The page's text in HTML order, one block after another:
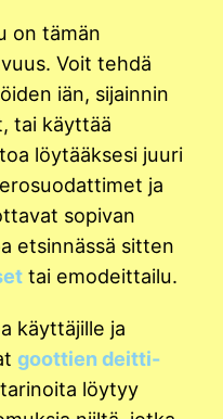
on tämän
Voit tehdä
iän, sijainnin
tai käyttää
löytääksesi juuri
ja
sopivan
etsinnässä sitten
tai emodeittailu.
käyttäjille ja
goottien deitti-
löytyy